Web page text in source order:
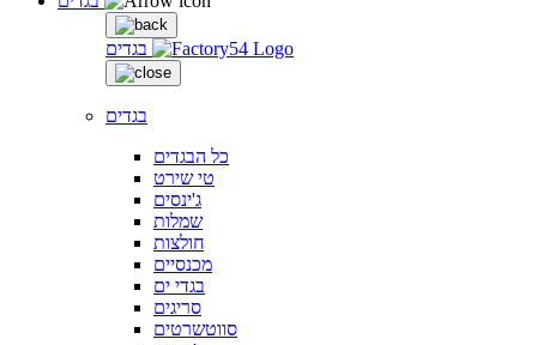
בגדים
בגדים
כל הבגדים
טי שירט
ג'ינסים
שמלות
חולצות
מכנסיים
בגדי ים
סריגים
סווטשרטים